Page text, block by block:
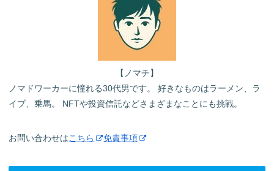
【ノマチ】
ノマドワーカーに憧れる30代男です。 好きなものはラーメン、ラ
イブ、乗馬。 NFTや投資信託などさまざまなことにも挑戦。
お問い合わせはこちら 免責事項